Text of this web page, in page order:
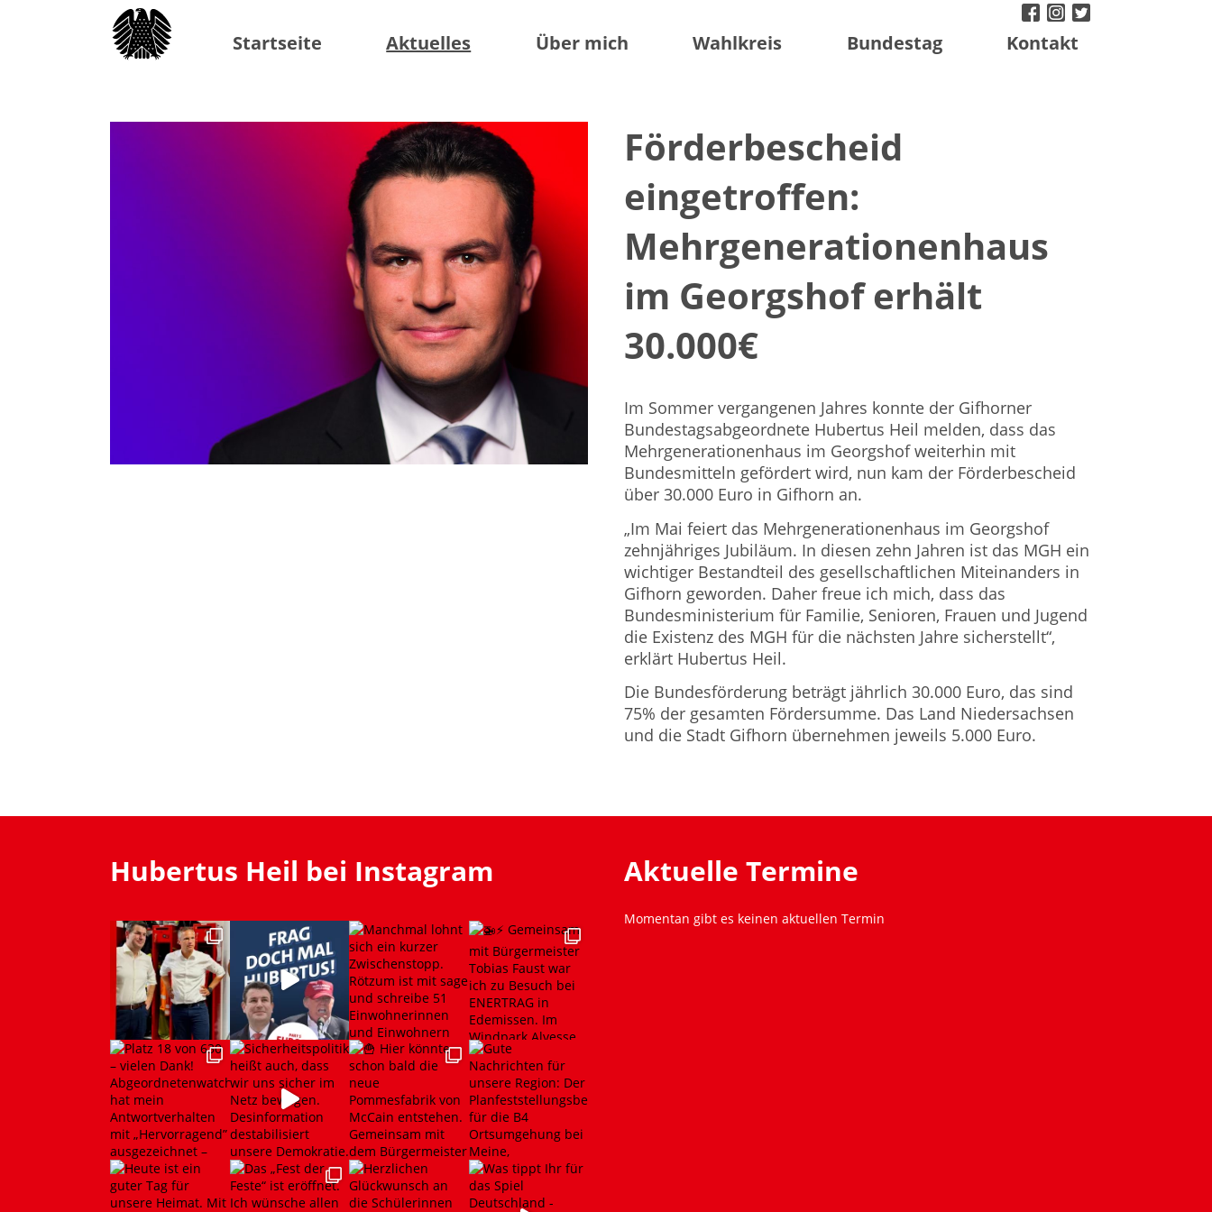
facebook
instagram
twitter
Startseite Aktuelles Über mich Wahlkreis Bundestag Kontakt
Förderbescheid
eingetroffen:
Mehrgenerationenhaus
im Georgshof erhält
30.000€
Im Sommer vergangenen Jahres konnte der Gifhorner
Bundestagsabgeordnete Hubertus Heil melden, dass das
Mehrgenerationenhaus im Georgshof weiterhin mit
Bundesmitteln gefördert wird, nun kam der Förderbescheid
über 30.000 Euro in Gifhorn an.
„Im Mai feiert das Mehrgenerationenhaus im Georgshof
zehnjähriges Jubiläum. In diesen zehn Jahren ist das MGH ein
wichtiger Bestandteil des gesellschaftlichen Miteinanders in
Gifhorn geworden. Daher freue ich mich, dass das
Bundesministerium für Familie, Senioren, Frauen und Jugend
die Existenz des MGH für die nächsten Jahre sicherstellt“,
erklärt Hubertus Heil.
Die Bundesförderung beträgt jährlich 30.000 Euro, das sind
75% der gesamten Fördersumme. Das Land Niedersachsen
und die Stadt Gifhorn übernehmen jeweils 5.000 Euro.
Hubertus Heil bei Instagram Aktuelle Termine
Momentan gibt es keinen aktuellen Termin